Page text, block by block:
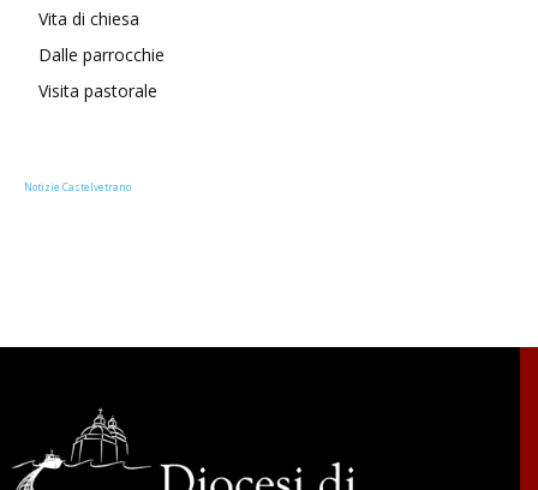
Vita di chiesa
Dalle parrocchie
Visita pastorale
Notizie Castelvetrano